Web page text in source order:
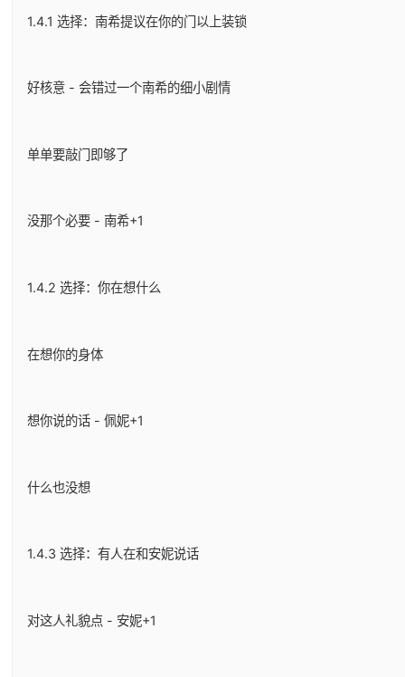
1.4.1 选择：南希提议在你的门以上装锁
好核意 - 会错过一个南希的细小剧情
单单要敲门即够了
没那个必要 - 南希+1
1.4.2 选择：你在想什么
在想你的身体
想你说的话 - 佩妮+1
什么也没想
1.4.3 选择：有人在和安妮说话
对这人礼貌点 - 安妮+1